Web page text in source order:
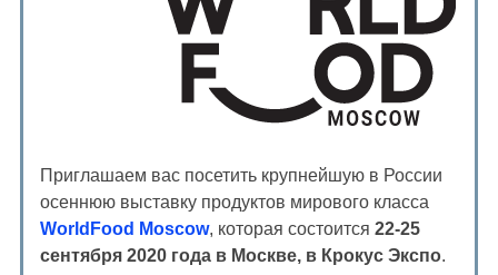
Приглашаем вас посетить крупнейшую в России
осеннюю выставку продуктов мирового класса
WorldFood Moscow, которая состоится 22-25
сентября 2020 года в Москве, в Крокус Экспо.